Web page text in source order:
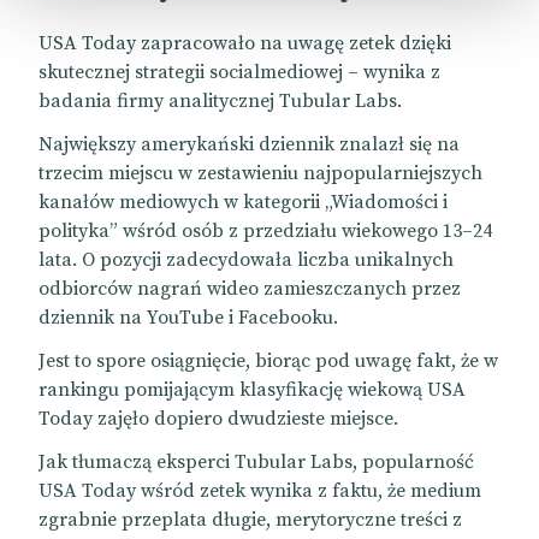
USA Today zapracowało na uwagę zetek dzięki
skutecznej strategii socialmediowej – wynika z
badania firmy analitycznej Tubular Labs.
Największy amerykański dziennik znalazł się na
trzecim miejscu w zestawieniu najpopularniejszych
kanałów mediowych w kategorii „Wiadomości i
polityka” wśród osób z przedziału wiekowego 13–24
lata. O pozycji zadecydowała liczba unikalnych
odbiorców nagrań wideo zamieszczanych przez
dziennik na YouTube i Facebooku.
Jest to spore osiągnięcie, biorąc pod uwagę fakt, że w
rankingu pomijającym klasyfikację wiekową USA
Today zajęło dopiero dwudzieste miejsce.
Jak tłumaczą eksperci Tubular Labs, popularność
USA Today wśród zetek wynika z faktu, że medium
zgrabnie przeplata długie, merytoryczne treści z